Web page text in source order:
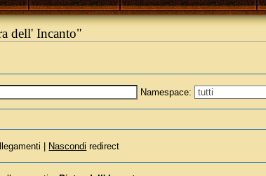
dell' Incanto"
Namespace:
| Nascondi redirect